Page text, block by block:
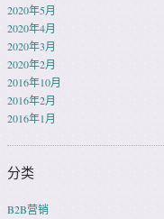
2020年5月
2020年4月
2020年3月
2020年2月
2016年10月
2016年2月
2016年1月
分类
B2B营销